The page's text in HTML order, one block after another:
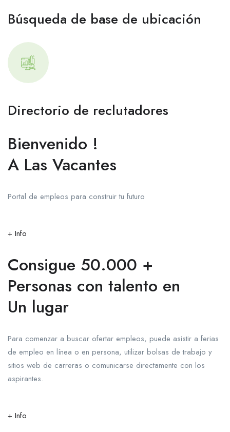
Búsqueda de base de ubicación
Directorio de reclutadores
Bienvenido !
A Las Vacantes
Portal de empleos para construir tu futuro
+ Info
Consigue 50.000 +
Personas con talento en
Un lugar
Para comenzar a buscar ofertar empleos, puede asistir a ferias
de empleo en línea o en persona, utilizar bolsas de trabajo y
sitios web de carreras o comunicarse directamente con los
aspirantes.
+ Info